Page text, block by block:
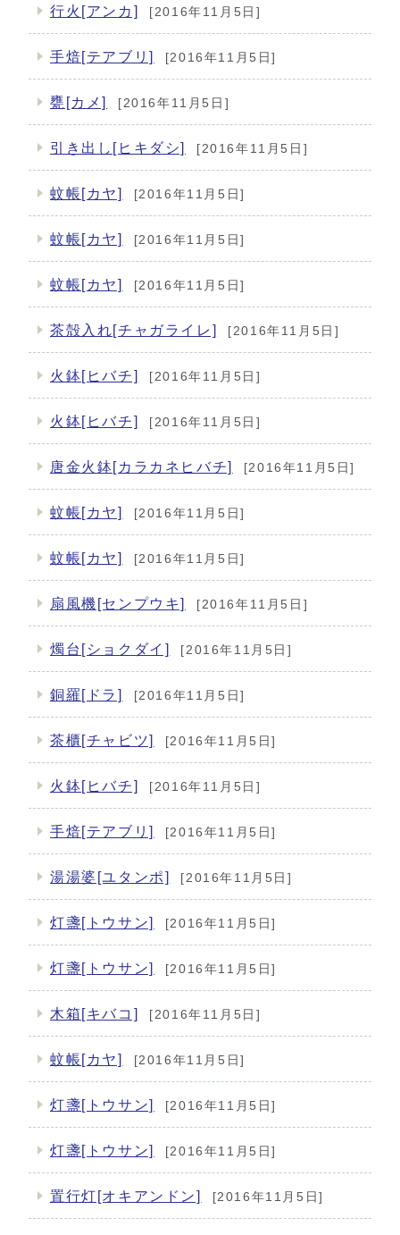
行火[アンカ] [2016年11月5日]
手焙[テアブリ] [2016年11月5日]
甕[カメ] [2016年11月5日]
引き出し[ヒキダシ] [2016年11月5日]
蚊帳[カヤ] [2016年11月5日]
蚊帳[カヤ] [2016年11月5日]
蚊帳[カヤ] [2016年11月5日]
茶殻入れ[チャガライレ] [2016年11月5日]
火鉢[ヒバチ] [2016年11月5日]
火鉢[ヒバチ] [2016年11月5日]
唐金火鉢[カラカネヒバチ] [2016年11月5日]
蚊帳[カヤ] [2016年11月5日]
蚊帳[カヤ] [2016年11月5日]
扇風機[センプウキ] [2016年11月5日]
燭台[ショクダイ] [2016年11月5日]
銅羅[ドラ] [2016年11月5日]
茶櫃[チャビツ] [2016年11月5日]
火鉢[ヒバチ] [2016年11月5日]
手焙[テアブリ] [2016年11月5日]
湯湯婆[ユタンポ] [2016年11月5日]
灯盞[トウサン] [2016年11月5日]
灯盞[トウサン] [2016年11月5日]
木箱[キバコ] [2016年11月5日]
蚊帳[カヤ] [2016年11月5日]
灯盞[トウサン] [2016年11月5日]
灯盞[トウサン] [2016年11月5日]
置行灯[オキアンドン] [2016年11月5日]